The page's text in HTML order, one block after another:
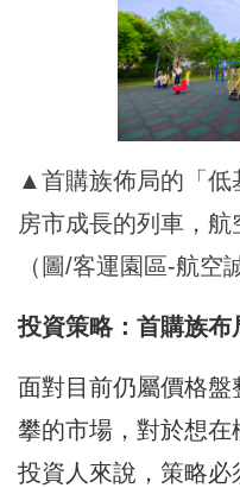
▲首購族佈局的「低
房市成長的列車，
（圖/客運園區-航空
投資策略：首購族
面對目前仍屬價格
攀的市場，對於想
投資人來說，策略必